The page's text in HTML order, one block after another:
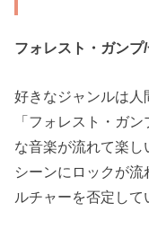
フォレスト・ガンプ
好きなジャンルは
「フォレスト・ガ
な音楽が流れて楽
シーンにロックが
ルチャーを否定して